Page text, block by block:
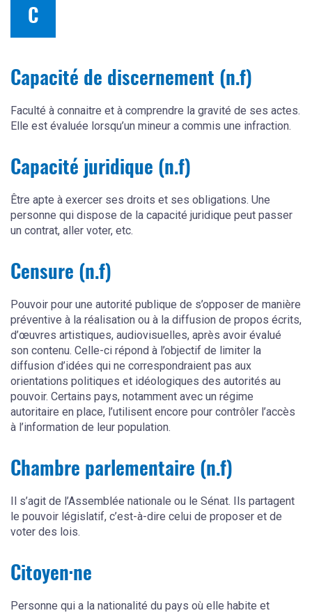
C
Capacité de discernement (n.f)
Faculté à connaitre et à comprendre la gravité de ses actes.
Elle est évaluée lorsqu’un mineur a commis une infraction.
Capacité juridique (n.f)
Être apte à exercer ses droits et ses obligations. Une
personne qui dispose de la capacité juridique peut passer
un contrat, aller voter, etc.
Censure (n.f)
Pouvoir pour une autorité publique de s’opposer de manière
préventive à la réalisation ou à la diffusion de propos écrits,
d’œuvres artistiques, audiovisuelles, après avoir évalué
son contenu. Celle-ci répond à l’objectif de limiter la
diffusion d’idées qui ne correspondraient pas aux
orientations politiques et idéologiques des autorités au
pouvoir. Certains pays, notamment avec un régime
autoritaire en place, l’utilisent encore pour contrôler l’accès
à l’information de leur population.
Chambre parlementaire (n.f)
Il s’agit de l’Assemblée nationale ou le Sénat. Ils partagent
le pouvoir législatif, c’est-à-dire celui de proposer et de
voter des lois.
Citoyen·ne
Personne qui a la nationalité du pays où elle habite et